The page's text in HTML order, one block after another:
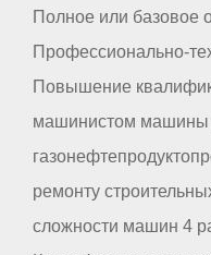
Полное или базовое
Профессионально-
Повышение
машинистом машины
ремонту
сложности машин 4